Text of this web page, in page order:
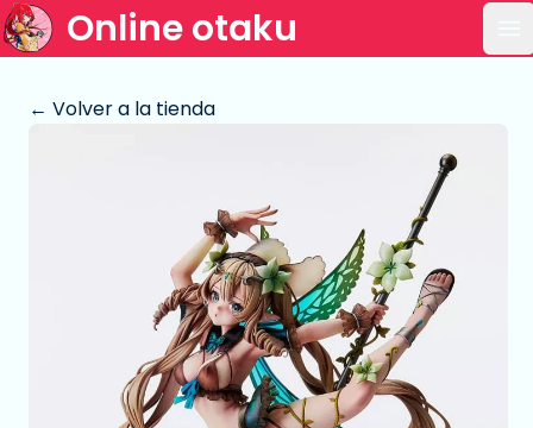
Online otaku
← Volver a la tienda